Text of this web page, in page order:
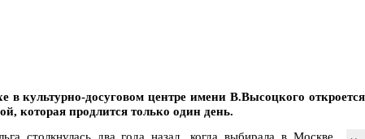
в культурно-досуговом центре имени В.Высоцкого
которая продлится только один день.
столкнулась два года назад, когда выбирала в Москве